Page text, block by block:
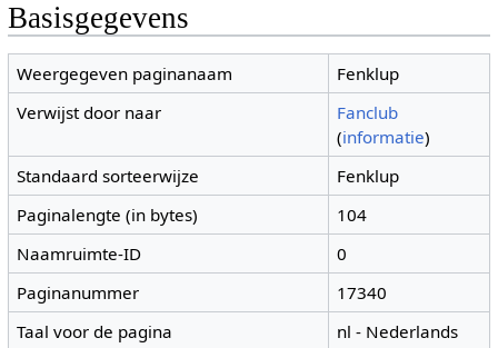
Basisgegevens
Weergegeven paginanaam
Fenklup
Verwijst door naar
Fanclub
(informatie)
Standaard sorteerwijze
Fenklup
Paginalengte (in bytes)
104
Naamruimte-ID
0
Paginanummer
17340
Taal voor de pagina
nl - Nederlands